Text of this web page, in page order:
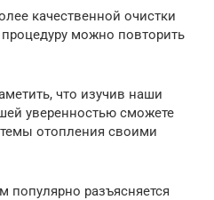
качественной очистки
можно повторить
что изучив наши
уверенностью сможете
отопления своими
популярно разъясняется